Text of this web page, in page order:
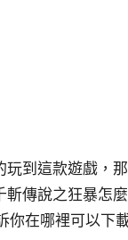
到這款遊戲，
傳說之狂暴怎
在哪裡可以下